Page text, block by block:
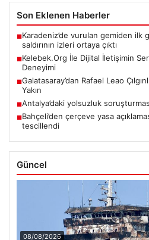
Son Eklenen Haberler
■Karadeniz’de vurulan gemiden ilk
saldırının izleri ortaya çıktı
■Kelebek.Org İle Dijital İletişimin
Deneyimi
■Galatasaray’dan Rafael Leao
Yakın
■Antalya’daki yolsuzluk
■Bahçeli’den çerçeve yasa
tescillendi
Güncel
08/08/2026